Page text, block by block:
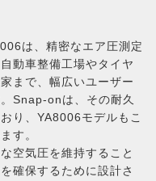
は、精密なエア圧測定
動車整備工場やタイヤ
まで、幅広いユーザー
Snap-onは、その耐久
り、YA8006モデルもこ
す。
空気圧を維持すること
確保するために設計さ